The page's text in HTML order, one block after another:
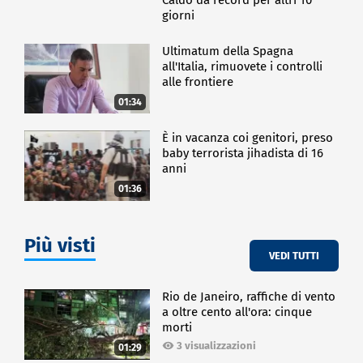
giorni
01:34
Ultimatum della Spagna
all'Italia, rimuovete i controlli
alle frontiere
01:36
È in vacanza coi genitori, preso
baby terrorista jihadista di 16
anni
Più visti VEDI TUTTI
01:29
Rio de Janeiro, raffiche di vento
a oltre cento all'ora: cinque
morti
3 visualizzazioni